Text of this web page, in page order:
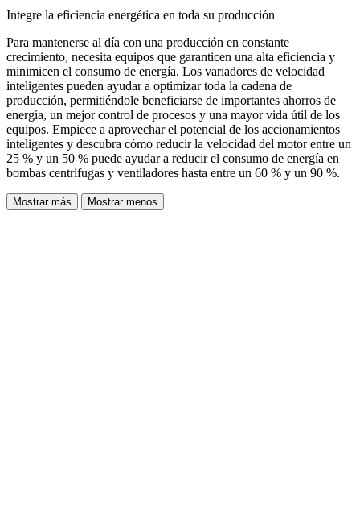
Integre la eficiencia energética en toda su producción
Para mantenerse al día con una producción en constante
crecimiento, necesita equipos que garanticen una alta eficiencia y
minimicen el consumo de energía. Los variadores de velocidad
inteligentes pueden ayudar a optimizar toda la cadena de
producción, permitiéndole beneficiarse de importantes ahorros de
energía, un mejor control de procesos y una mayor vida útil de los
equipos. Empiece a aprovechar el potencial de los accionamientos
inteligentes y descubra cómo reducir la velocidad del motor entre un
25 % y un 50 % puede ayudar a reducir el consumo de energía en
bombas centrífugas y ventiladores hasta entre un 60 % y un 90 %.
Mostrar más Mostrar menos